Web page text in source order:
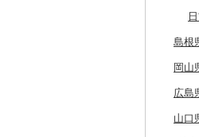
根室
三笠
東川
厚真
奥尻
平
蓬
中
外
一
久
西
北
亘
蔵
女
五
北
八
鹿
鮭
大
山
戸
南
田
磐
三
龍
守
常
笠
鹿
下
益
芳
伊
東
前
藤
横
三
幸
日
東
九
い
東
中
荒
北
多
湯
秦
綾
横
津
柏
村
鳴
西
身
早
信
南
伊
立
神
瑞
中
高
富
河
袋
熱
碧
岡
蒲
尾
津
名
大
精
南
池
守
富
松
豊
加
稲
養
大
川
川
斑
新
太
日
紀
島根
雲
海
津
岡山
津
西
広島
安
山口